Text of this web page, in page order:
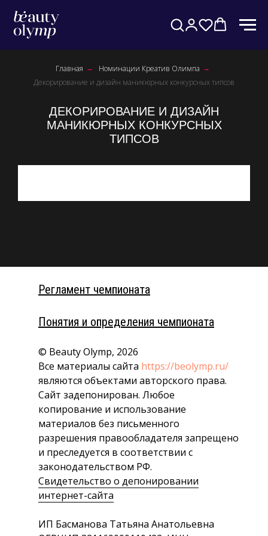
Главная → Номинации Креатив Олимпа →
Декорирование и дизайн маникюрных конкурсных типсов
ДЕКОРИРОВАНИЕ И ДИЗАЙН
МАНИКЮРНЫХ КОНКУРСНЫХ
ТИПСОВ
© Beauty Olymp, 2026
Все материалы сайта https://beolymp.ru/
являются объектами авторского права.
Сайт задепонирован. Любое
копирование и использование
материалов без письменного
разрешения правообладателя запрещено
и преследуется в соответствии с
законодательством РФ.
Свидетельство о депонировании
интернет-сайта
ИП Басманова Татьяна Анатольевна
Понятия и определения чемпионата
Регламент чемпионата